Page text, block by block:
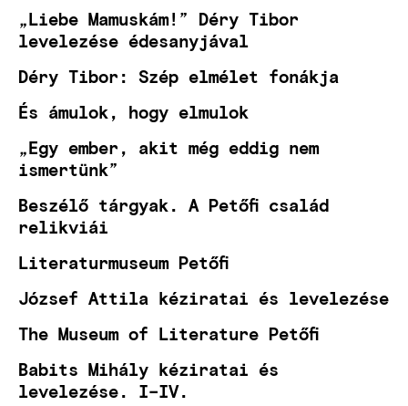
„Liebe Mamuskám!” Déry Tibor
levelezése édesanyjával
Déry Tibor: Szép elmélet fonákja
És ámulok, hogy elmulok
„Egy ember, akit még eddig nem
ismertünk”
Beszélő tárgyak. A Petőfi család
relikviái
Literaturmuseum Petőfi
József Attila kéziratai és levelezése
The Museum of Literature Petőfi
Babits Mihály kéziratai és
levelezése. I–IV.